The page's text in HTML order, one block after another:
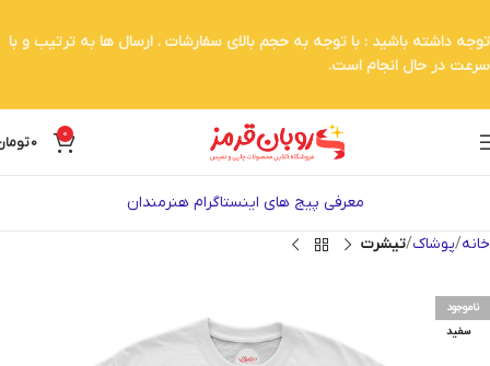
0
0
معرفی پیج های اینستاگرام هنرمندان
خانه پوشاک تیشرت
ناموجود
سفید
توجه داشته باشید : با توجه به حجم بالای سفارشات . ارسال ها به ترتیب و با
سرعت در حال انجام است.